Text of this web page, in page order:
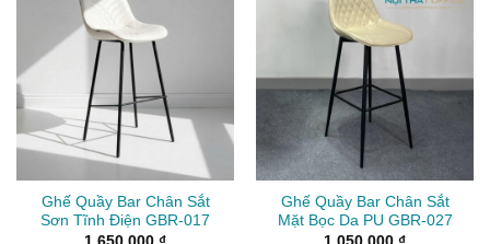
Ghế Quầy Bar Chân Sắt
Sơn Tĩnh Điện GBR-017
Ghế Quầy Bar Chân Sắt
Mặt Bọc Da PU GBR-027